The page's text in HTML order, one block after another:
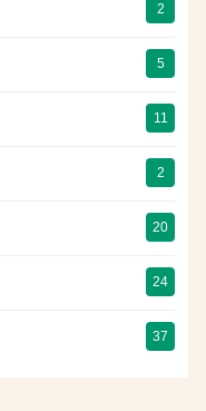
2
5
11
2
20
24
37